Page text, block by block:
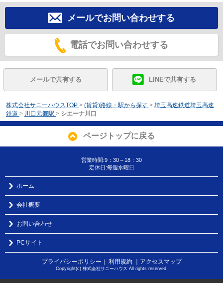
メールでお問い合わせする
電話でお問い合わせする
メールで共有する LINEで共有する
株式会社サニーハウスTOP > (賃貸)路線・駅から探す > 埼玉高速鉄道埼玉高速
鉄道 > 川口元郷駅 > シエーナ川口
ページトップに戻る
営業時間:9：30～18：30
定休日:毎週水曜日
ホーム
会社概要
お問い合わせ
PCサイト
プライバシーポリシー ｜ 利用規約 ｜アクセスマップ
Copyright(c) 株式会社サニーハウス All rights reserved.